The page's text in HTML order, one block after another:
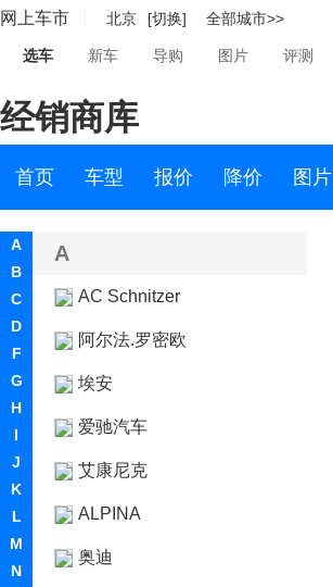
网上车市 北京 [切换] 全部城市>>
选车 新车 导购 图片 评测
经销商库
首页 车型 报价 降价 图片
A
B
C
D
F
G
H
I
J
K
L
M
N
A
AC Schnitzer
阿尔法.罗密欧
埃安
爱驰汽车
艾康尼克
ALPINA
奥迪